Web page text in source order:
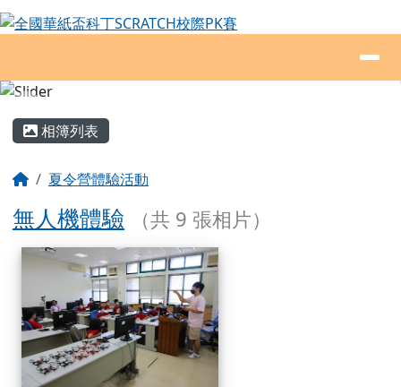
跳至主內容區
全國華紙盃科丁SCRATCH校際PK賽
主內容區域
相簿列表
回首頁夏令營體驗活動
無人機體驗 （共 9 張相片）
相簿列表 無人機體驗
頁尾區域